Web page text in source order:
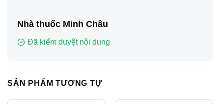
Nhà thuốc Minh Châu
Đã kiểm duyệt nội dung
SẢN PHẨM TƯƠNG TỰ